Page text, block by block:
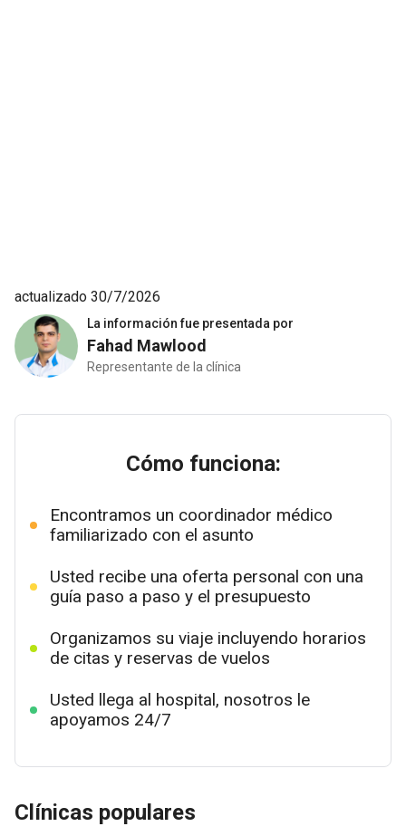
La información fue presentada por
Fahad Mawlood
Representante de la clínica
actualizado 30/7/2026
Cómo funciona:
Encontramos un coordinador médico
familiarizado con el asunto
Usted recibe una oferta personal con una
guía paso a paso y el presupuesto
Organizamos su viaje incluyendo horarios
de citas y reservas de vuelos
Usted llega al hospital, nosotros le
apoyamos 24/7
Clínicas populares